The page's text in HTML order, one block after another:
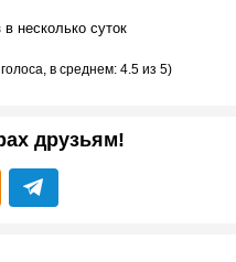
в несколько суток
, в среднем: 4.5 из 5)
друзьям!